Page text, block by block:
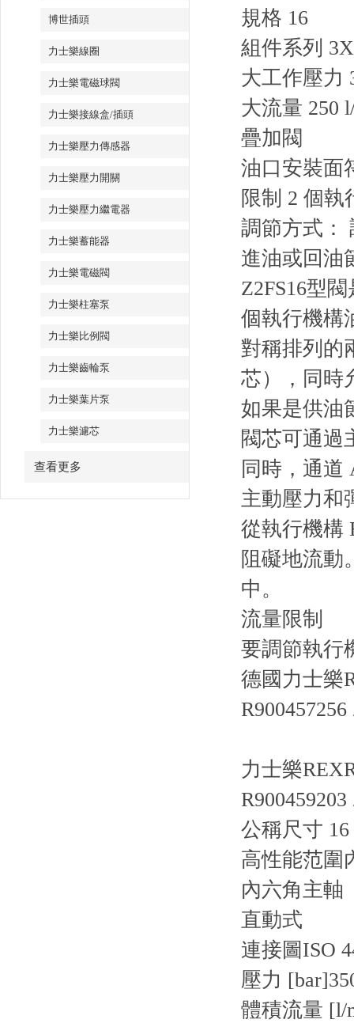
博世插頭
力士樂線圈
力士樂電磁球閥
力士樂接線盒/插頭
力士樂壓力傳感器
力士樂壓力開關
力士樂壓力繼電器
力士樂蓄能器
力士樂電磁閥
力士樂柱塞泵
力士樂比例閥
力士樂齒輪泵
力士樂葉片泵
力士樂濾芯
查看更多
規格 16
組件系列 3X
大工作壓力
大流量 250
疊加閥
油口安裝面
限制 2 個執
調節方式：
進油或回油
Z2FS16型
個執行機構
對稱排列的
芯），同時
如果是供油
閥芯可通過
同時，通道
主動壓力和
從執行機構
阻礙地流動
中。
流量限制
要調節執行
德國力士樂
R900457256
力士樂
R900459203
公稱尺寸
高性能范圍
內六角主軸
直動式
連接圖ISO
壓力 [bar]
體積流量 [l/